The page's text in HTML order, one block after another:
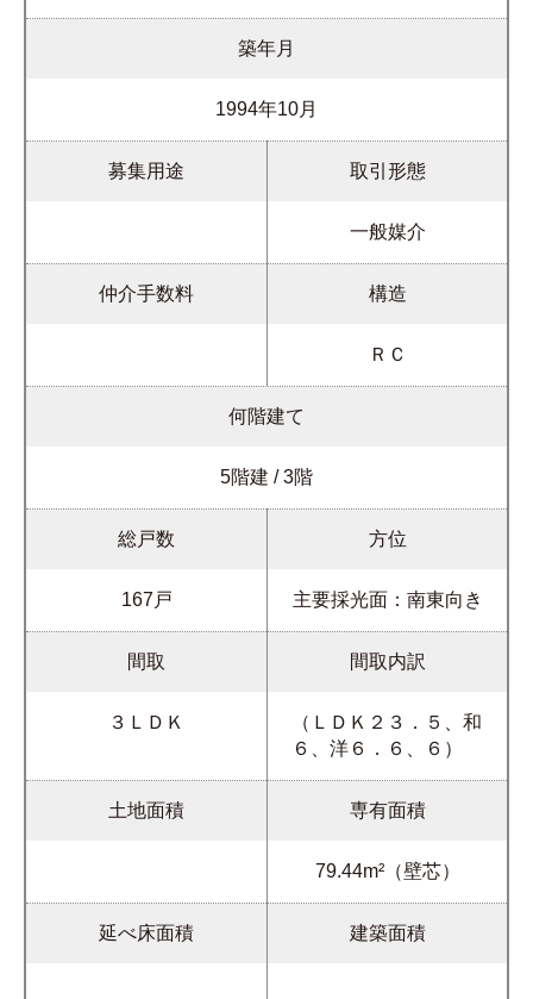
築年月
1994年10月
募集用途 取引形態
一般媒介
仲介手数料 構造
ＲＣ
何階建て
5階建 / 3階
総戸数
167戸
方位
主要採光面：南東向き
間取
３ＬＤＫ
間取内訳
（ＬＤＫ２３．５、和
６、洋６．６、６）
土地面積 専有面積
79.44m²（壁芯）
延べ床面積 建築面積